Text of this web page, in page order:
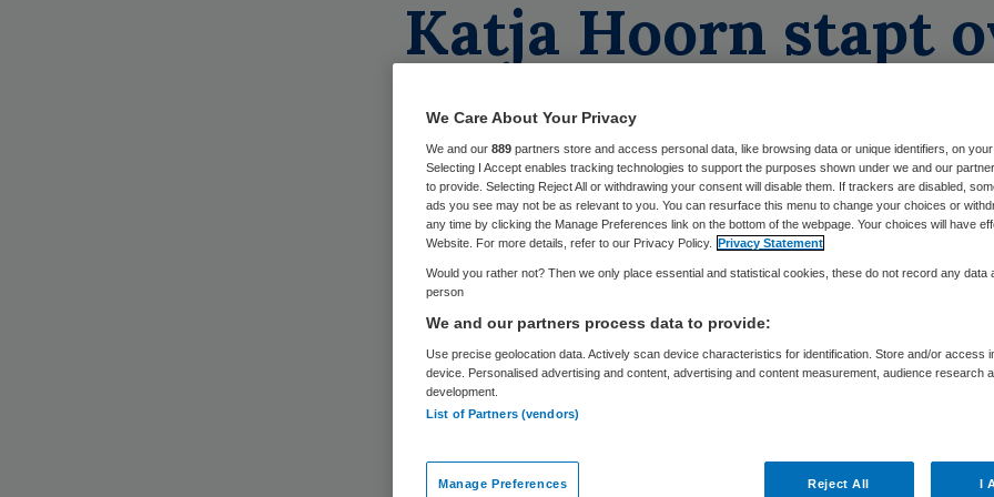
Katja Hoorn stapt
van Cordaan naar
Kentalis
Koninklijke Kentalis heeft Katja Hoorn benoemd tot lid van
van bestuur. Ze volgt Paul van der Wijk op, die
het college van bestuur van Hanzehogeschool Groningen is.
Katja Hoorn is op dit moment directievoorzitter van
We Care About Your Privacy
We and our 889 partners store and access personal data, like browsing data or unique identifiers, on your
Selecting I Accept enables tracking technologies to support the purposes shown under we and our
to provide. Selecting Reject All or withdrawing your consent will disable them. If trackers are disabled,
ads you see may not be as relevant to you. You can resurface this menu to change your choices or
any time by clicking the Manage Preferences link on the bottom of the webpage. Your choices will have
Website. For more details, refer to our Privacy Policy.
Privacy Statement
Would you rather not? Then we only place essential and statistical cookies, these do not record any data
person
We and our partners process data to provide:
Use precise geolocation data. Actively scan device characteristics for identification. Store and/or access
device. Personalised advertising and content, advertising and content measurement, audience research
development.
List of Partners (vendors)
Manage Preferences Reject All I